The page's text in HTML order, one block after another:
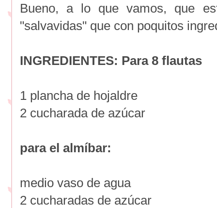
Bueno, a lo que vamos, que
"salvavidas" que con poquitos
INGREDIENTES: Para 8 flautas
1 plancha de hojaldre
2 cucharada de azúcar
para el almíbar:
medio vaso de agua
2 cucharadas de azúcar